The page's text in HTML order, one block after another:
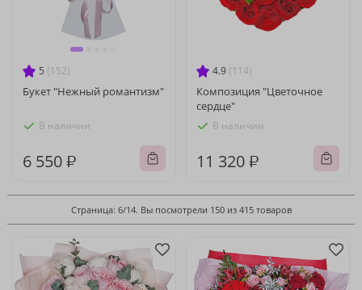
5 (152)
Букет "Нежный романтизм"
В наличии
6 550 ₽
4.9 (114)
Композиция "Цветочное
сердце"
В наличии
11 320 ₽
Страница: 6/14. Вы посмотрели 150 из 415 товаров